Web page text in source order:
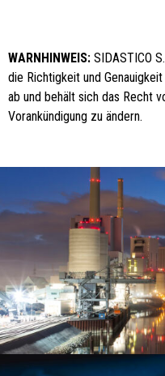
WARNHINWEIS: SIDASTICO
die Richtigkeit und
ab und behält sich das Recht
Vorankündigung zu ändern.